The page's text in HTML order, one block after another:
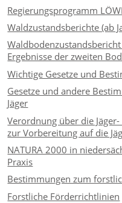
Regierungsprogramm
Waldzustandsberichte (ab
Ergebnisse der zweiten
Wichtige Gesetze und
Gesetze und andere
Jäger
Verordnung über die
zur Vorbereitung auf die
NATURA 2000 in
Praxis
Bestimmungen zum
Forstliche Förderrichtlinien